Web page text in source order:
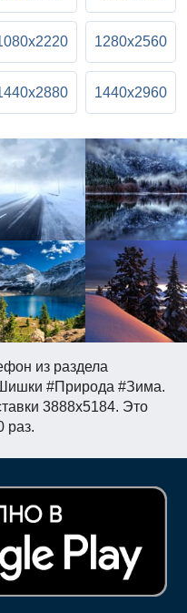
из раздела
#Природа #Зима.
3888x5184. Это
раз.
1280x2560
1440x2960